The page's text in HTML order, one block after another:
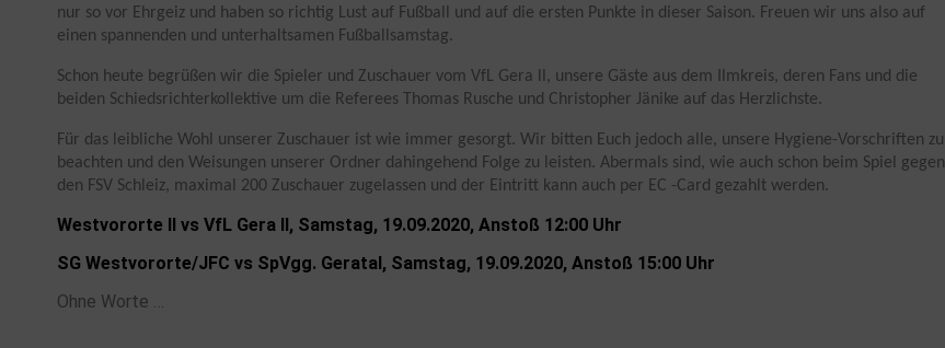
nur so vor Ehrgeiz und haben so richtig Lust auf Fußball und auf die ersten Punkte in dieser Saison. Freuen wir uns also auf
einen spannenden und unterhaltsamen Fußballsamstag.
Schon heute begrüßen wir die Spieler und Zuschauer vom VfL Gera ll, unsere Gäste aus dem Ilmkreis, deren Fans und die
beiden Schiedsrichterkollektive um die Referees Thomas Rusche und Christopher Jänike auf das Herzlichste.
Für das leibliche Wohl unserer Zuschauer ist wie immer gesorgt. Wir bitten Euch jedoch alle, unsere Hygiene-Vorschriften zu
beachten und den Weisungen unserer Ordner dahingehend Folge zu leisten. Abermals sind, wie auch schon beim Spiel gegen
den FSV Schleiz, maximal 200 Zuschauer zugelassen und der Eintritt kann auch per EC -Card gezahlt werden.
Westvororte ll vs VfL Gera ll, Samstag, 19.09.2020, Anstoß 12:00 Uhr
SG Westvororte/JFC vs SpVgg. Geratal, Samstag, 19.09.2020, Anstoß 15:00 Uhr
Ohne Worte …